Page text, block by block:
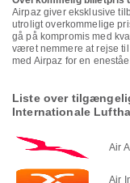
Airpaz giver eksklusive
utroligt overkommelige
gå på kompromis med
været nemmere at rejse
med Airpaz for en
Liste over
Internationale
Air
Air